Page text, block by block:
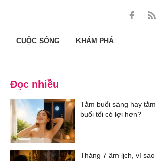
CUỘC SỐNG KHÁM PHÁ
Đọc nhiều
Tắm buổi sáng hay tắm
buổi tối có lợi hơn?
Tháng 7 âm lịch, vì sao